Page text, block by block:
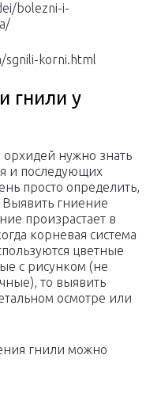
bolezni-i-
korni.html
гнили у
нужно знать
и последующих
просто определить,
Выявить гниение
произрастает в
корневая система
цветные
с рисунком (не
то выявить
осмотре или
гнили можно